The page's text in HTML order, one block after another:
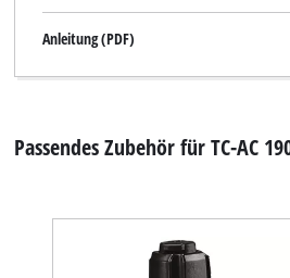
Anleitung (PDF)
Passendes Zubehör für TC-AC